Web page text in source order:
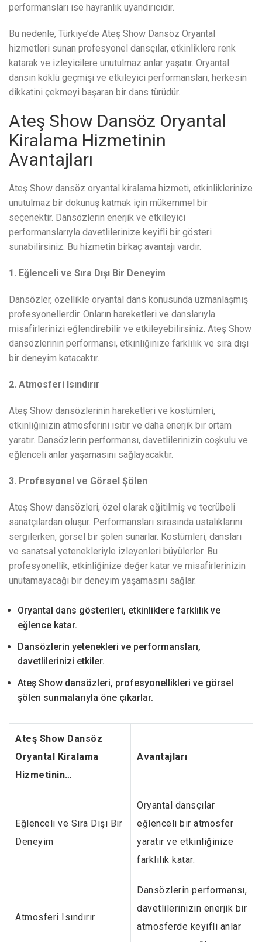
performansları ise hayranlık uyandırıcıdır.
Bu nedenle, Türkiye’de Ateş Show Dansöz Oryantal
hizmetleri sunan profesyonel dansçılar, etkinliklere renk
katarak ve izleyicilere unutulmaz anlar yaşatır. Oryantal
dansın köklü geçmişi ve etkileyici performansları, herkesin
dikkatini çekmeyi başaran bir dans türüdür.
Ateş Show Dansöz Oryantal
Kiralama Hizmetinin
Avantajları
Ateş Show dansöz oryantal kiralama hizmeti, etkinliklerinize
unutulmaz bir dokunuş katmak için mükemmel bir
seçenektir. Dansözlerin enerjik ve etkileyici
performanslarıyla davetlilerinize keyifli bir gösteri
sunabilirsiniz. Bu hizmetin birkaç avantajı vardır.
1. Eğlenceli ve Sıra Dışı Bir Deneyim
Dansözler, özellikle oryantal dans konusunda uzmanlaşmış
profesyonellerdir. Onların hareketleri ve danslarıyla
misafirlerinizi eğlendirebilir ve etkileyebilirsiniz. Ateş Show
dansözlerinin performansı, etkinliğinize farklılık ve sıra dışı
bir deneyim katacaktır.
2. Atmosferi Isındırır
Ateş Show dansözlerinin hareketleri ve kostümleri,
etkinliğinizin atmosferini ısıtır ve daha enerjik bir ortam
yaratır. Dansözlerin performansı, davetlilerinizin coşkulu ve
eğlenceli anlar yaşamasını sağlayacaktır.
3. Profesyonel ve Görsel Şölen
Ateş Show dansözleri, özel olarak eğitilmiş ve tecrübeli
sanatçılardan oluşur. Performansları sırasında ustalıklarını
sergilerken, görsel bir şölen sunarlar. Kostümleri, dansları
ve sanatsal yetenekleriyle izleyenleri büyülerler. Bu
profesyonellik, etkinliğinize değer katar ve misafirlerinizin
unutamayacağı bir deneyim yaşamasını sağlar.
Oryantal dans gösterileri, etkinliklere farklılık ve
eğlence katar.
Dansözlerin yetenekleri ve performansları,
davetlilerinizi etkiler.
Ateş Show dansözleri, profesyonellikleri ve görsel
şölen sunmalarıyla öne çıkarlar.
Ateş Show Dansöz
Oryantal Kiralama
Hizmetinin…
Avantajları
Eğlenceli ve Sıra Dışı Bir
Deneyim
Oryantal dansçılar
eğlenceli bir atmosfer
yaratır ve etkinliğinize
farklılık katar.
Atmosferi Isındırır
Dansözlerin performansı,
davetlilerinizin enerjik bir
atmosferde keyifli anlar